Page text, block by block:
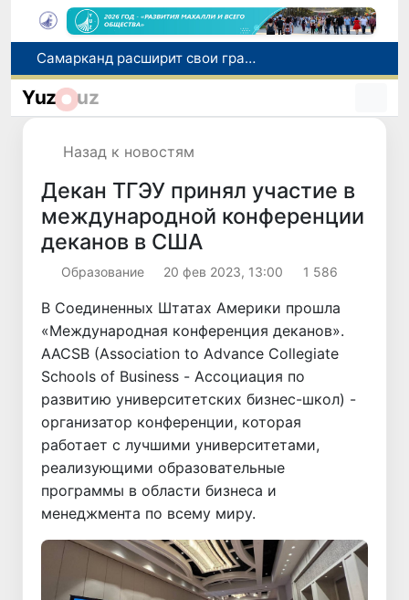
Самарканд расширит свои границы и приблизится к статусу города-миллионника
С 1 сентября пассажиры должны будут оплачивать проезд сразу при посадке в автобус
Yuz uz
Назад к новостям
Декан ТГЭУ принял участие в
международной конференции
деканов в США
Образование 20 фев 2023, 13:00 1 586
B Соединенных Штатах Америки прошла
«Международная конференция деканов».
AACSB (Association to Advance Collegiate
Schools of Business - Ассоциация по
развитию университетских бизнес-школ) -
организатор конференции, которая
работает с лучшими университетами,
реализующими образовательные
программы в области бизнеса и
менеджмента по всему миру.